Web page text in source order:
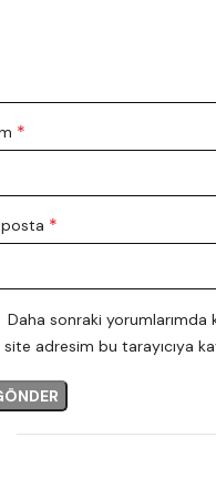
*
*
Daha sonraki yorumlarımda
site adresim bu tarayıcıya